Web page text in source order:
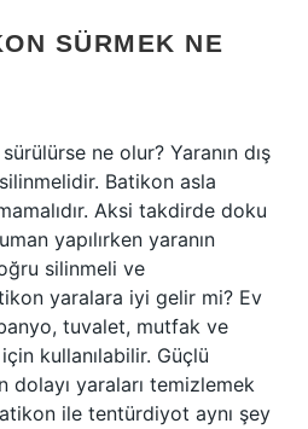
SÜRMEK NE
ne olur? Yaranın dış
Batikon asla
Aksi takdirde doku
yapılırken yaranın
silinmeli ve
yaralara iyi gelir mi? Ev
tuvalet, mutfak ve
kullanılabilir. Güçlü
yaraları temizlemek
ile tentürdiyot aynı şey